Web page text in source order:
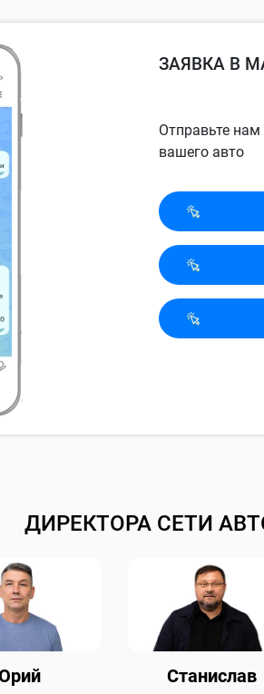
ЗАЯВКА В
Отправьте
вашего авто
ДИРЕКТОРА СЕТИ
Станислав